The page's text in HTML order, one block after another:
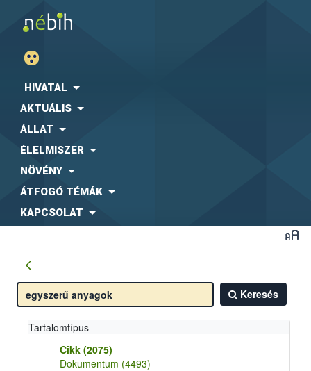
HIVATAL
AKTUÁLIS
ÁLLAT
ÉLELMISZER
NÖVÉNY
ÁTFOGÓ TÉMÁK
KAPCSOLAT
Keresés
Tartalomtípus
Cikk (2075)
Dokumentum (4493)